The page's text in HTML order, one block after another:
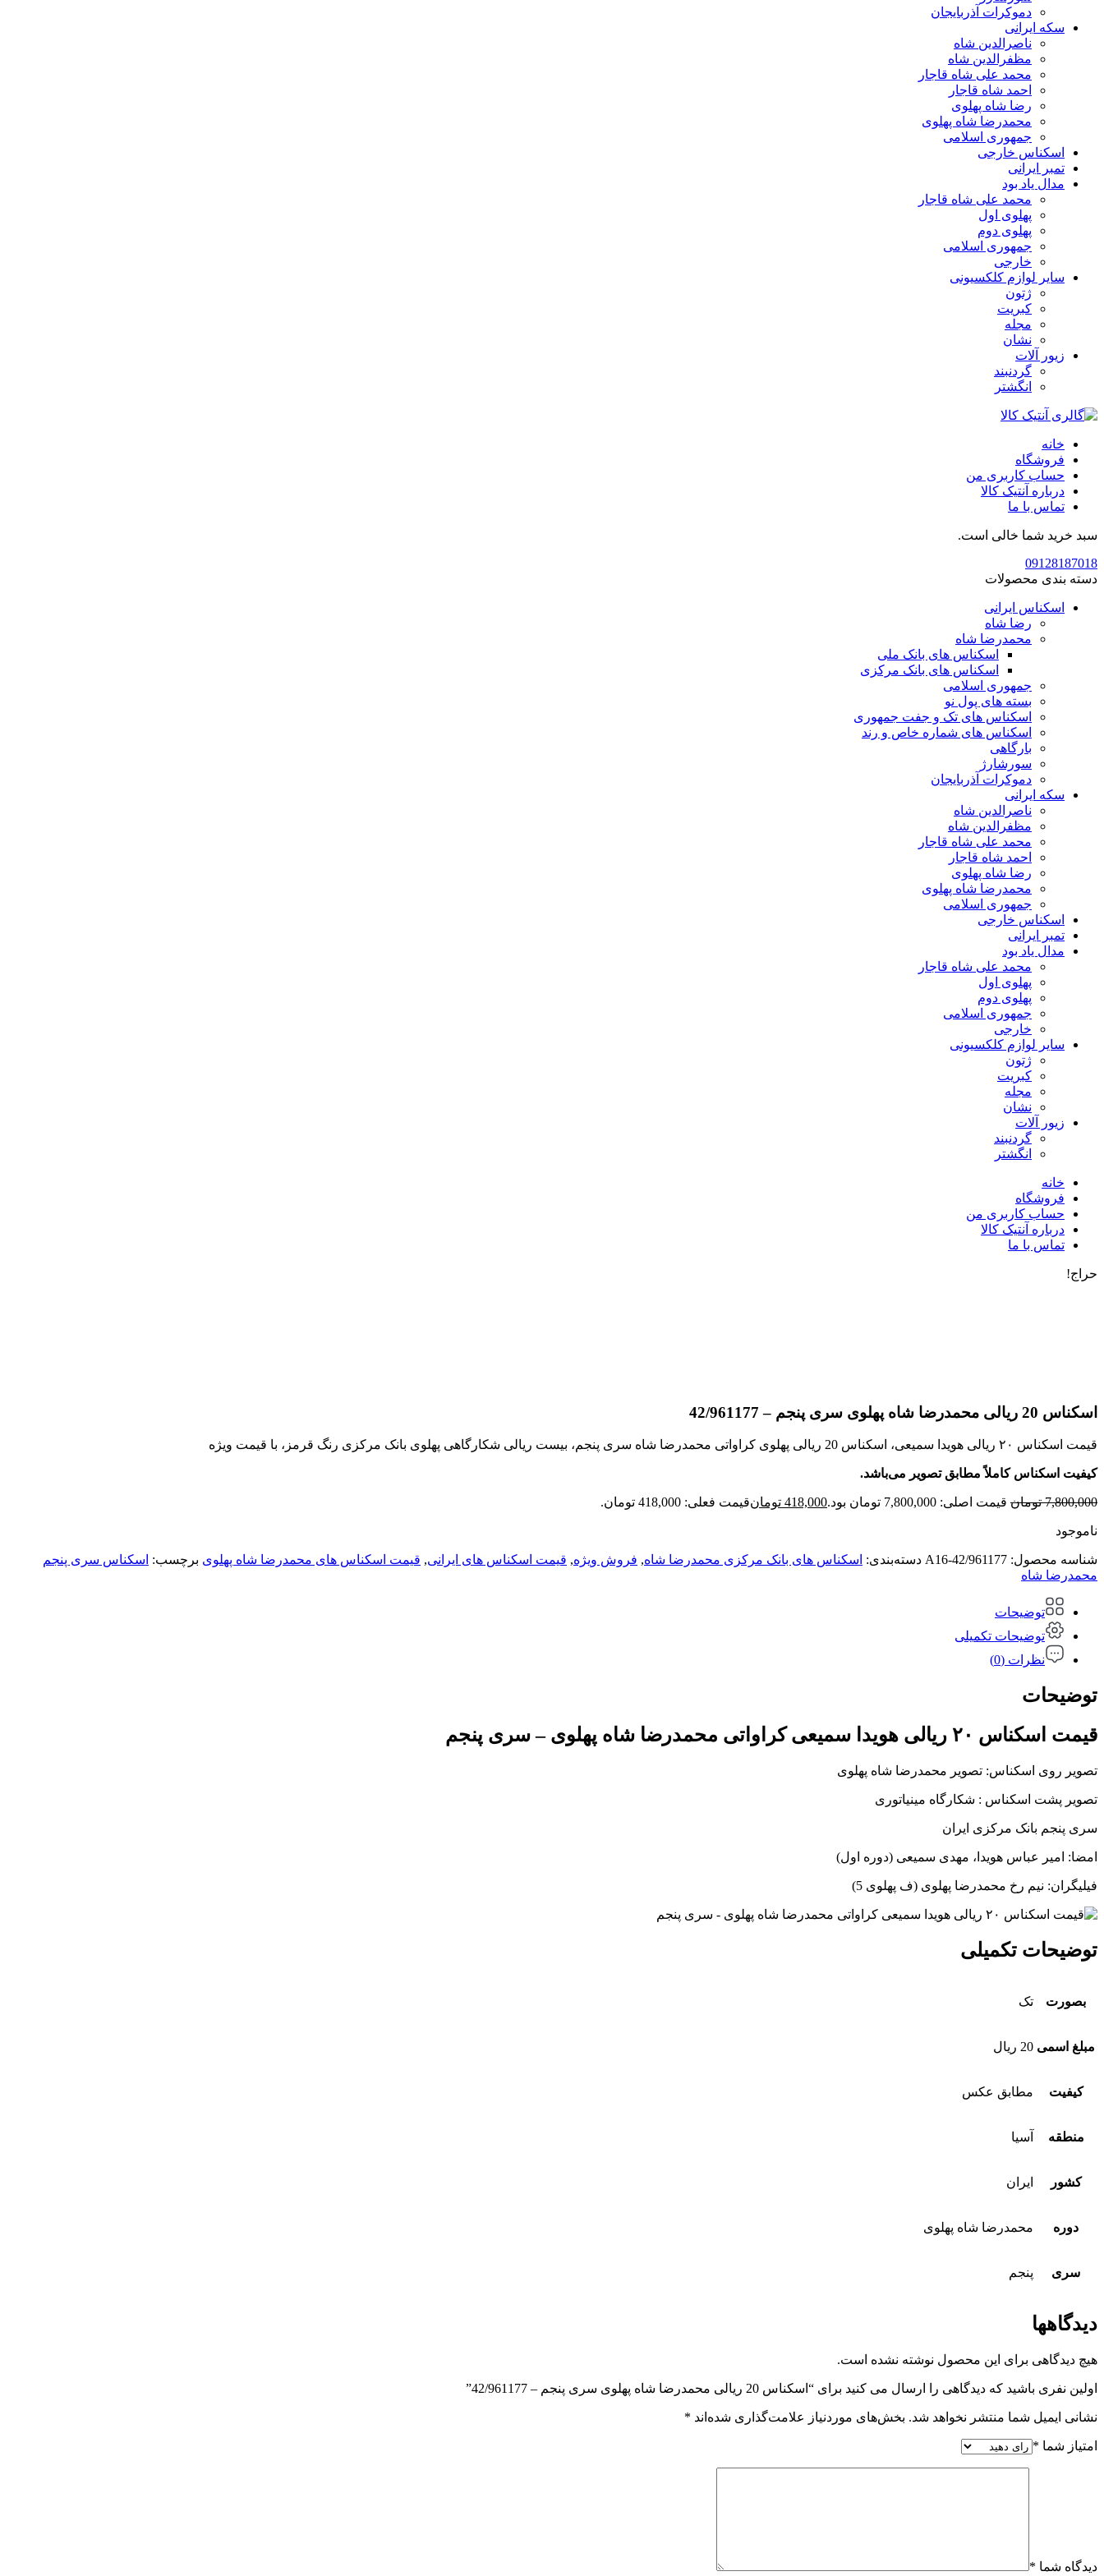
دموکرات آذربایجان
سکه ایرانی
ناصرالدین شاه
مظفرالدین شاه
محمد علی شاه قاجار
احمد شاه قاجار
رضا شاه پهلوی
محمدرضا شاه پهلوی
جمهوری اسلامی
اسکناس خارجی
تمبر ایرانی
مدال یاد بود
محمد علی شاه قاجار
پهلوی اول
پهلوی دوم
جمهوری اسلامی
خارجی
سایر لوازم کلکسیونی
ژتون
کبریت
مجله
نشان
زیور آلات
گردنبند
انگشتر
خانه
فروشگاه
حساب کاربری من
درباره آنتیک کالا
تماس با ما
سبد خرید شما خالی است.
09128187018
دسته بندی محصولات
اسکناس ایرانی
رضا شاه
محمدرضا شاه
اسکناس های بانک ملی
اسکناس های بانک مرکزی
جمهوری اسلامی
بسته های پول نو
اسکناس های تک و جفت جمهوری
اسکناس های شماره خاص و رند
بارگاهی
سورشارژ
دموکرات آذربایجان
سکه ایرانی
ناصرالدین شاه
مظفرالدین شاه
محمد علی شاه قاجار
احمد شاه قاجار
رضا شاه پهلوی
محمدرضا شاه پهلوی
جمهوری اسلامی
اسکناس خارجی
تمبر ایرانی
مدال یاد بود
محمد علی شاه قاجار
پهلوی اول
پهلوی دوم
جمهوری اسلامی
خارجی
سایر لوازم کلکسیونی
ژتون
کبریت
مجله
نشان
زیور آلات
گردنبند
انگشتر
خانه
فروشگاه
حساب کاربری من
درباره آنتیک کالا
تماس با ما
حراج!
اسکناس 20 ریالی محمدرضا شاه پهلوی سری پنجم – 42/961177
قیمت اسکناس ۲۰ ریالی هویدا سمیعی، اسکناس 20 ریالی پهلوی کراواتی محمدرضا شاه سری پنجم، بیست ریالی شکارگاهی پهلوی بانک مرکزی رنگ قرمز، با قیمت ویژه
کیفیت اسکناس کاملاً مطابق تصویر می‌باشد.
7,800,000 تومان قیمت اصلی: 7,800,000 تومان بود. 418,000 تومانقیمت فعلی: 418,000 تومان.
ناموجود
شناسه محصول: A16-42/961177 دسته‌بندی: اسکناس های بانک مرکزی محمدرضا شاه, فروش ویژه, قیمت اسکناس های ایرانی, قیمت اسکناس های محمدرضا شاه پهلوی برچسب: اسکناس سری پنجم
محمدرضا شاه
توضیحات
توضیحات تکمیلی
نظرات (0)
توضیحات
قیمت اسکناس ۲۰ ریالی هویدا سمیعی کراواتی محمدرضا شاه پهلوی – سری پنجم
تصویر روی اسکناس: تصویر محمدرضا شاه پهلوی
تصویر پشت اسکناس : شکارگاه مینیاتوری
سری پنجم بانک مرکزی ایران
امضا: امیر عباس هویدا، مهدی سمیعی (دوره اول)
فیلیگران: نیم رخ محمدرضا پهلوی (ف پهلوی 5)
توضیحات تکمیلی
بصورت تک
مبلغ اسمی 20 ریال
کیفیت مطابق عکس
منطقه آسیا
کشور ایران
دوره محمدرضا شاه پهلوی
سری پنجم
دیدگاهها
هیچ دیدگاهی برای این محصول نوشته نشده است.
اولین نفری باشید که دیدگاهی را ارسال می کنید برای “اسکناس 20 ریالی محمدرضا شاه پهلوی سری پنجم – 42/961177”
نشانی ایمیل شما منتشر نخواهد شد. بخش‌های موردنیاز علامت‌گذاری شده‌اند *
امتیاز شما *
دیدگاه شما *